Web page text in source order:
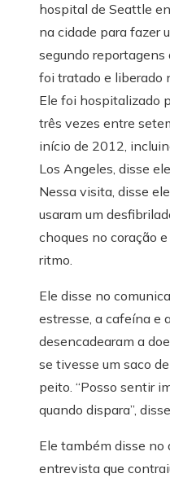
hospital de Seattle
na cidade para fazer
segundo reportagens
foi tratado e liberado
Ele foi hospitalizado
três vezes entre
início de 2012,
Los Angeles, disse
Nessa visita, disse
usaram um
choques no coração
ritmo.
Ele disse no
estresse, a cafeína e
desencadearam a
se tivesse um saco
peito. “Posso sentir
quando dispara”,
Ele também disse
entrevista que